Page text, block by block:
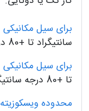
برای سیل مکانیکی NBR
سانتیگراد تا +80 درجه سانتیگراد.
برای سیل مکانیکی FKM
تا +80 درجه سانتیگراد.
محدوده ویسکوزیته